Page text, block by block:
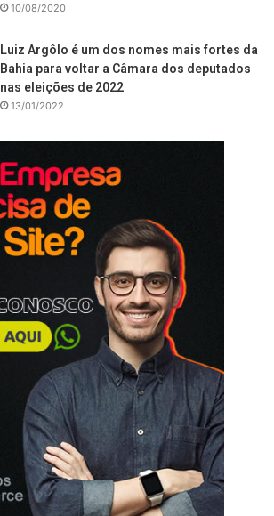
10/08/2020
Luiz Argôlo é um dos nomes mais fortes da
Bahia para voltar a Câmara dos deputados
nas eleições de 2022
13/01/2022